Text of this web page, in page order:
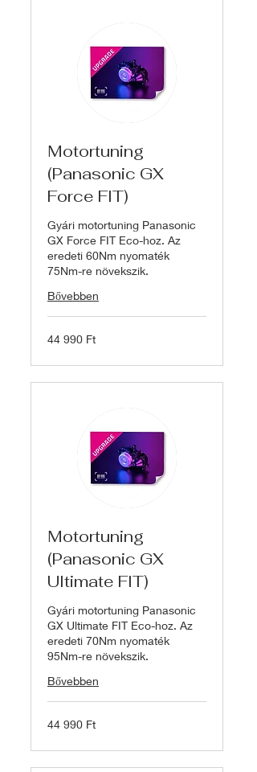
Motortuning
(Panasonic GX
Force FIT)
Gyári motortuning Panasonic
GX Force FIT Eco-hoz. Az
eredeti 60Nm nyomaték
75Nm-re növekszik.
Bővebben
44 990
magyar
44 990 Ft
Motortuning
(Panasonic GX
Ultimate FIT)
Gyári motortuning Panasonic
GX Ultimate FIT Eco-hoz. Az
eredeti 70Nm nyomaték
95Nm-re növekszik.
Bővebben
44 990
magyar
44 990 Ft